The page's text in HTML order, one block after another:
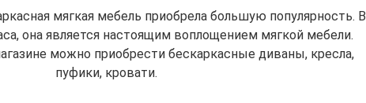
мягкая мебель приобрела большую популярность. В
она является настоящим воплощением мягкой мебели.
можно приобрести бескаркасные диваны, кресла,
пуфики, кровати.